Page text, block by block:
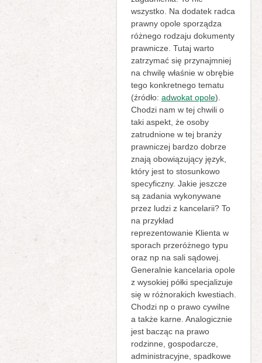
wszystko. Na dodatek radca
prawny opole sporządza
różnego rodzaju dokumenty
prawnicze. Tutaj warto
zatrzymać się przynajmniej
na chwilę właśnie w obrębie
tego konkretnego tematu
(źródło: adwokat opole).
Chodzi nam w tej chwili o
taki aspekt, że osoby
zatrudnione w tej branży
prawniczej bardzo dobrze
znają obowiązujący język,
który jest to stosunkowo
specyficzny. Jakie jeszcze
są zadania wykonywane
przez ludzi z kancelarii? To
na przykład
reprezentowanie Klienta w
sporach przeróżnego typu
oraz np na sali sądowej.
Generalnie kancelaria opole
z wysokiej półki specjalizuje
się w różnorakich kwestiach.
Chodzi np o prawo cywilne
a także karne. Analogicznie
jest bacząc na prawo
rodzinne, gospodarcze,
administracyjne, spadkowe